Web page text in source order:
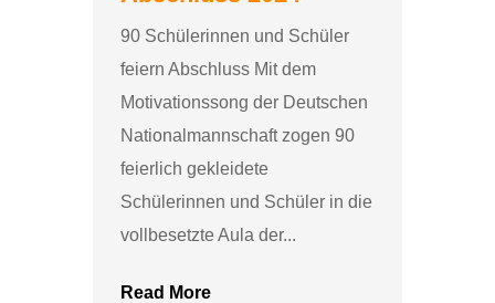
90 Schülerinnen und Schüler
feiern Abschluss Mit dem
Motivationssong der Deutschen
Nationalmannschaft zogen 90
feierlich gekleidete
Schülerinnen und Schüler in die
vollbesetzte Aula der...
Read More